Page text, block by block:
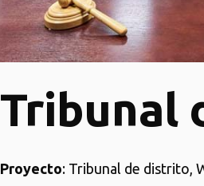
Tribunal
Proyecto: Tribunal de distrito,